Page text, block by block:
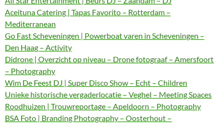
Aceituna Catering | Tapas Favorito – Rotterdam –
Mediterranean
Go Fast Scheveningen | Powerboat varen in Scheveningen –
Den Haag – Activity
Didrone | Overzicht op niveau – Drone fotograaf – Amersfoort
– Photography
Wim De Feest DJ | Super Disco Show – Echt – Children
Unieke historische vergaderlocatie – Veghel – Meeting Spaces
Roodhuizen | Trouwreportage – Apeldoorn – Photography
BSA Foto | Branding Photography – Oosterhout –